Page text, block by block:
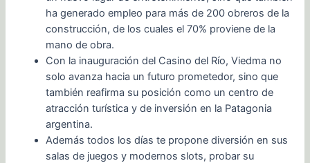
ha generado empleo para más de 200 obreros de la
construcción, de los cuales el 70% proviene de la
mano de obra.
Con la inauguración del Casino del Río, Viedma no
solo avanza hacia un futuro prometedor, sino que
también reafirma su posición como un centro de
atracción turística y de inversión en la Patagonia
argentina.
Además todos los días te propone diversión en sus
salas de juegos y modernos slots, probar su